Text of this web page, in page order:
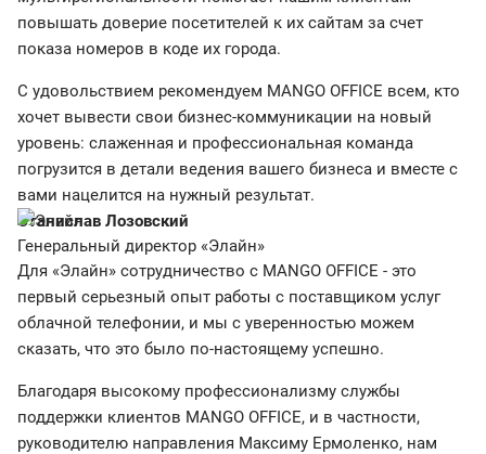
повышать доверие посетителей к их сайтам за счет
показа номеров в коде их города.
С удовольствием рекомендуем MANGO OFFICE всем, кто
хочет вывести свои бизнес-коммуникации на новый
уровень: слаженная и профессиональная команда
погрузится в детали ведения вашего бизнеса и вместе с
вами нацелится на нужный результат.
Станислав Лозовский
Генеральный директор «Элайн»
Для «Элайн» сотрудничество с MANGO OFFICE - это
первый серьезный опыт работы с поставщиком услуг
облачной телефонии, и мы с уверенностью можем
сказать, что это было по-настоящему успешно.
Благодаря высокому профессионализму службы
поддержки клиентов MANGO OFFICE, и в частности,
руководителю направления Максиму Ермоленко, нам